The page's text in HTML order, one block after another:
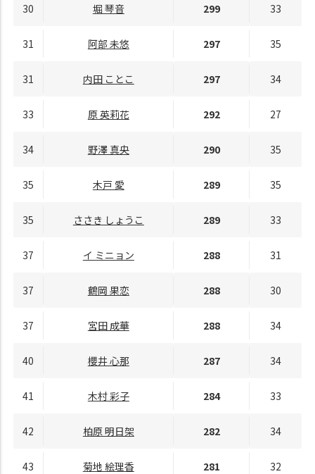
30 堀 琴音 299 33
31 阿部 未悠 297 35
31 内田 ことこ 297 34
33 原 英莉花 292 27
34 野澤 真央 290 35
35 木戸 愛 289 35
35 ささき しょうこ 289 33
37 イ ミニョン 288 31
37 鶴岡 果恋 288 30
37 宮田 成華 288 34
40 櫻井 心那 287 34
41 木村 彩子 284 33
42 柏原 明日架 282 34
43 菊地 絵理香 281 32